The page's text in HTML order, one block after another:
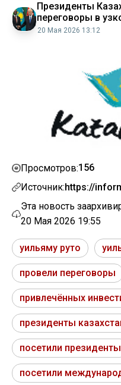
Президенты
переговоры в
20 Мая 2026 13:12
Просмотров:156
Источник:https://
Эта новость
20 Мая 2026 19:55
уильяму руто
провели переговоры
привлечённых
президенты
посетили президенты
посетили